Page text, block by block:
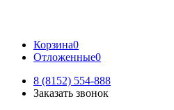
Корзина0
Отложенные0
8 (8152) 554-888
Заказать звонок